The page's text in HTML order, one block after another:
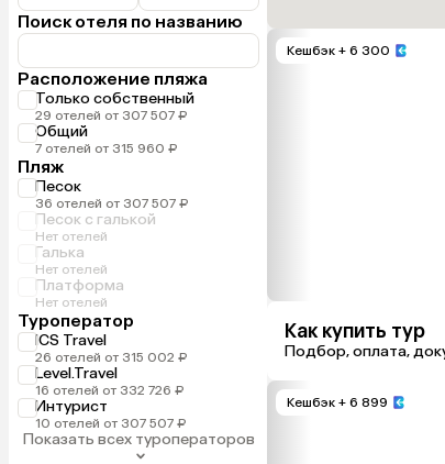
Поиск отеля по названию
Расположение пляжа
Только собственный
29 отелей от 307 507 ₽
Общий
7 отелей от 315 960 ₽
Пляж
Песок
36 отелей от 307 507 ₽
Песок с галькой
Нет отелей
Галька
Нет отелей
Платформа
Нет отелей
Туроператор
ICS Travel
26 отелей от 315 002 ₽
Level.Travel
16 отелей от 332 726 ₽
Интурист
10 отелей от 307 507 ₽
Показать всех туроператоров
Кешбэк + 6 300
Как купить тур
Подбор, оплата,
Кешбэк + 6 899